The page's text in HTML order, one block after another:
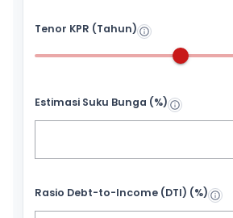
Tenor KPR (Tahun)
Estimasi Suku Bunga (%)
Rasio Debt-to-Income (DTI) (%)